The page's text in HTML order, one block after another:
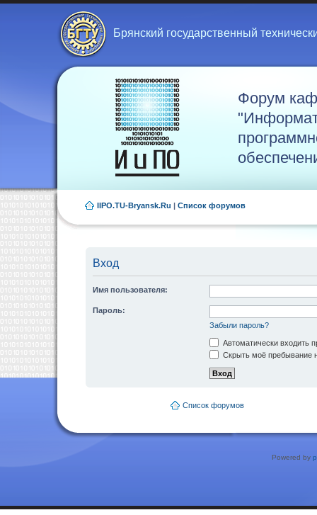
Брянский государственный
Форум
IIPO.TU-Bryansk.Ru | Список форумов
Вход
Имя пользователя:
Пароль:
Забыли пароль?
Автоматически входить
Скрыть моё пребывание
Список форумов
Powered by